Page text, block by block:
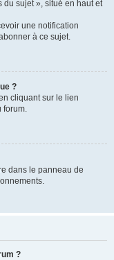
sujet », situé en haut et
une notification
à ce sujet.
?
cliquant sur le lien
forum.
dans le panneau de
?